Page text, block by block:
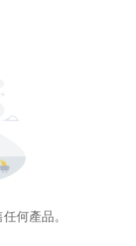
何產品。